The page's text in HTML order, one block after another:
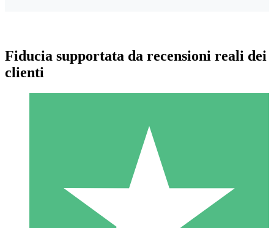
Pacchetti di Crediti Individuali
Paga a consumo con crediti di download. Nessun impegno
Fiducia supportata da recensioni reali dei
clienti